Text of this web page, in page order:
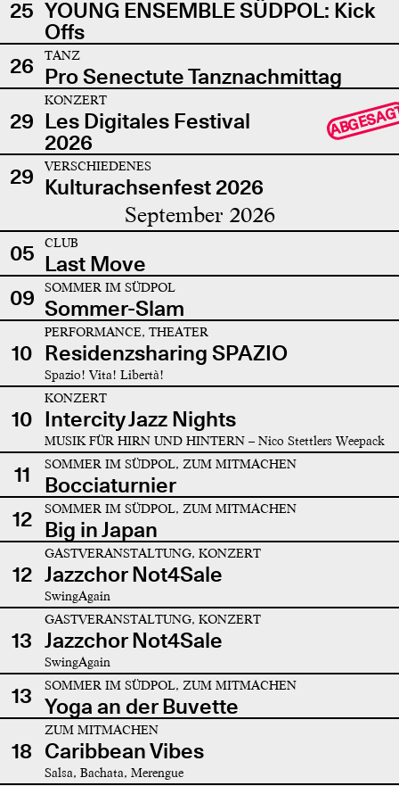
25 YOUNG ENSEMBLE SÜDPOL: Kick
Offs
26
TANZ
Pro Senectute Tanznachmittag
29
KONZERT
Les Digitales Festival
2026
29 VERSCHIEDENES
Kulturachsenfest 2026
September 2026
05 CLUB
Last Move
09
SOMMER IM SÜDPOL
Sommer-Slam
10
PERFORMANCE, THEATER
Residenzsharing SPAZIO
Spazio! Vita! Libertà!
10
KONZERT
Intercity Jazz Nights
MUSIK FÜR HIRN UND HINTERN – Nico Stettlers Weepack
11 SOMMER IM SÜDPOL, ZUM MITMACHEN
Bocciaturnier
12
SOMMER IM SÜDPOL, ZUM MITMACHEN
Big in Japan
12
GASTVERANSTALTUNG, KONZERT
Jazzchor Not4Sale
SwingAgain
13
GASTVERANSTALTUNG, KONZERT
Jazzchor Not4Sale
SwingAgain
13 SOMMER IM SÜDPOL, ZUM MITMACHEN
Yoga an der Buvette
18
ZUM MITMACHEN
Caribbean Vibes
Salsa, Bachata, Merengue